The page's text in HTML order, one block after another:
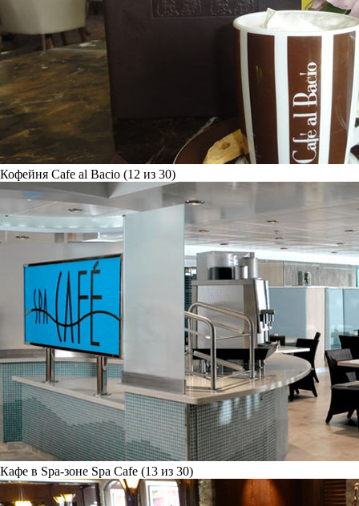
Кофейня Cafe al Bacio (12 из 30)
Кафе в Spa-зоне Spa Cafe (13 из 30)